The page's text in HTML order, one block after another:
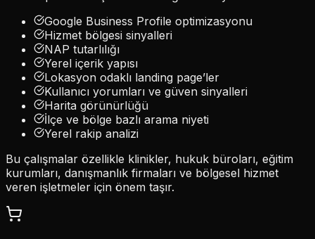
Google Business Profile optimizasyonu
Hizmet bölgesi sinyalleri
NAP tutarlılığı
Yerel içerik yapısı
Lokasyon odaklı landing page’ler
Kullanıcı yorumları ve güven sinyalleri
Harita görünürlüğü
İlçe ve bölge bazlı arama niyeti
Yerel rakip analizi
Bu çalışmalar özellikle klinikler, hukuk büroları, eğitim
kurumları, danışmanlık firmaları ve bölgesel hizmet
veren işletmeler için önem taşır.